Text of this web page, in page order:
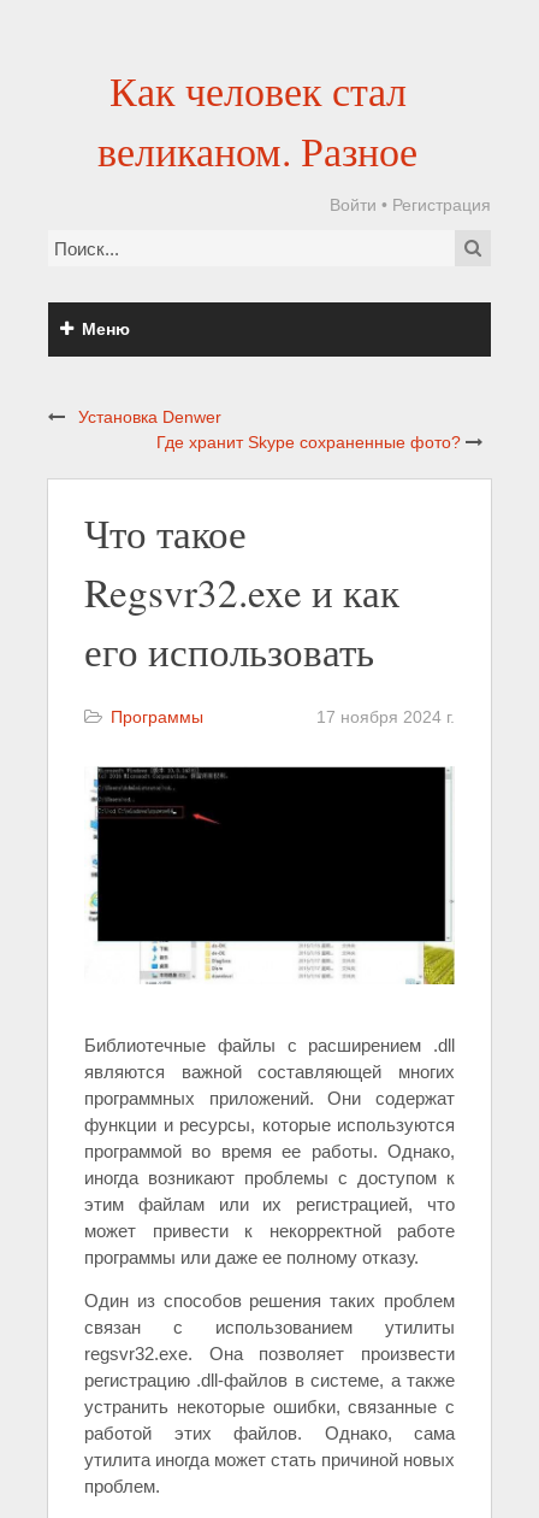
Как человек стал
великаном. Разное
Войти • Регистрация
Меню
Установка Denwer
Где хранит Skype сохраненные фото?
Что такое
Regsvr32.exe и как
его использовать
Программы 17 ноября 2024 г.
Библиотечные файлы с расширением .dll
являются важной составляющей многих
программных приложений. Они содержат
функции и ресурсы, которые используются
программой во время ее работы. Однако,
иногда возникают проблемы с доступом к
этим файлам или их регистрацией, что
может привести к некорректной работе
программы или даже ее полному отказу.
Один из способов решения таких проблем
связан с использованием утилиты
regsvr32.exe. Она позволяет произвести
регистрацию .dll-файлов в системе, а также
устранить некоторые ошибки, связанные с
работой этих файлов. Однако, сама
утилита иногда может стать причиной новых
проблем.